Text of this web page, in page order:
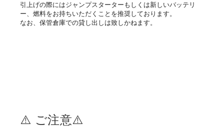
引上げの際にはジャンプスターターもしくは新しいバッテリ
ー、燃料をお持ちいただくことを推奨しております。
なお、保管倉庫での貸し出しは致しかねます。
⚠️ ご注意⚠️